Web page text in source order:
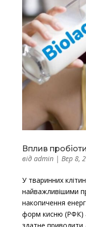
Вплив
від admin| Вер 8,
У тваринних
найважливішими
накопичення
форм кисню (РФК)